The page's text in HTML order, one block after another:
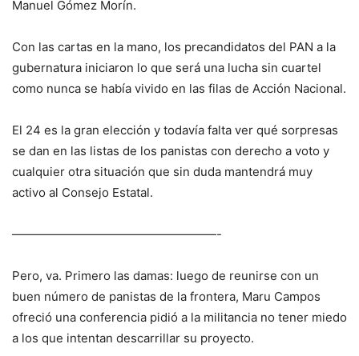
Manuel Gómez Morín.
Con las cartas en la mano, los precandidatos del PAN a la
gubernatura iniciaron lo que será una lucha sin cuartel
como nunca se había vivido en las filas de Acción Nacional.
El 24 es la gran elección y todavía falta ver qué sorpresas
se dan en las listas de los panistas con derecho a voto y
cualquier otra situación que sin duda mantendrá muy
activo al Consejo Estatal.
—————————————————-
Pero, va. Primero las damas: luego de reunirse con un
buen número de panistas de la frontera, Maru Campos
ofreció una conferencia pidió a la militancia no tener miedo
a los que intentan descarrillar su proyecto.